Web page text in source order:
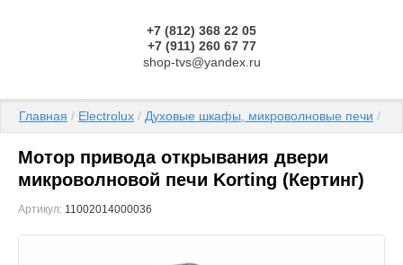
+7 (812) 368 22 05
+7 (911) 260 67 77
shop-tvs@yandex.ru
Главная / Electrolux / Духовые шкафы, микроволновые печи /
Мотор привода открывания двери
микроволновой печи Korting (Кертинг)
Артикул: 11002014000036